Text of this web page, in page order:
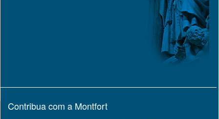
Contribua com a Montfort